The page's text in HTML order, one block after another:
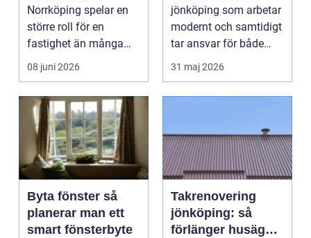
Norrköping spelar en
större roll för en
fastighet än många
tänker på. Rätt
utformad...
08 juni 2026
jönköping som arbetar
modernt och samtidigt
tar ansvar för både
människa och miljö
behö...
31 maj 2026
Byta fönster så
planerar man ett
smart fönsterbyte
Takrenovering
jönköping: så
förlänger husägare